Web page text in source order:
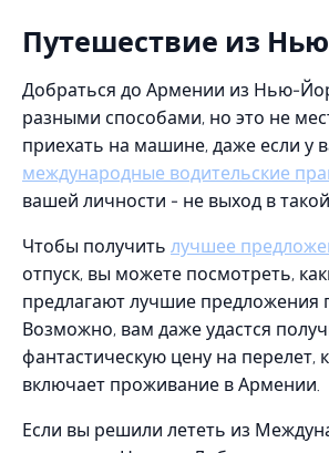
Путешествие из
Добраться до Армении из Нью-
разными способами, но это не
приехать на машине, даже если у
международные водительские
вашей личности - не выход в
Чтобы получить лучшее
отпуск, вы можете посмотреть,
предлагают лучшие предложения
Возможно, вам даже удастся
фантастическую цену на перелет,
включает проживание в Армении.
Если вы решили лететь из